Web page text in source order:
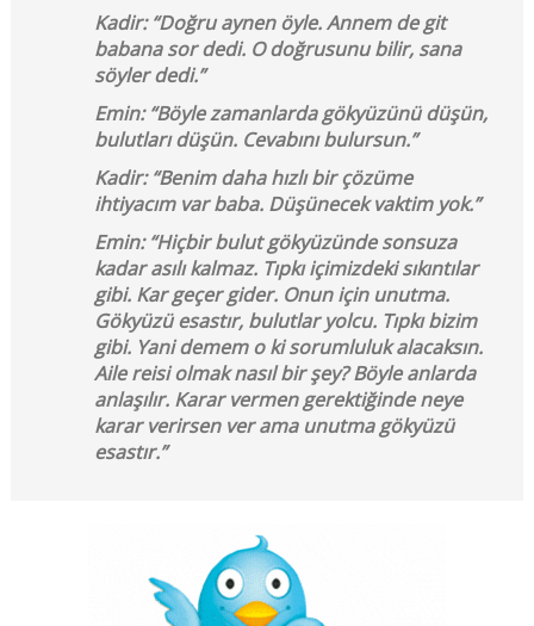
Kadir: “Doğru aynen öyle. Annem de git
babana sor dedi. O doğrusunu bilir, sana
söyler dedi.”
Emin: “Böyle zamanlarda gökyüzünü düşün,
bulutları düşün. Cevabını bulursun.”
Kadir: “Benim daha hızlı bir çözüme
ihtiyacım var baba. Düşünecek vaktim yok.”
Emin: “Hiçbir bulut gökyüzünde sonsuza
kadar asılı kalmaz. Tıpkı içimizdeki sıkıntılar
gibi. Kar geçer gider. Onun için unutma.
Gökyüzü esastır, bulutlar yolcu. Tıpkı bizim
gibi. Yani demem o ki sorumluluk alacaksın.
Aile reisi olmak nasıl bir şey? Böyle anlarda
anlaşılır. Karar vermen gerektiğinde neye
karar verirsen ver ama unutma gökyüzü
esastır.”